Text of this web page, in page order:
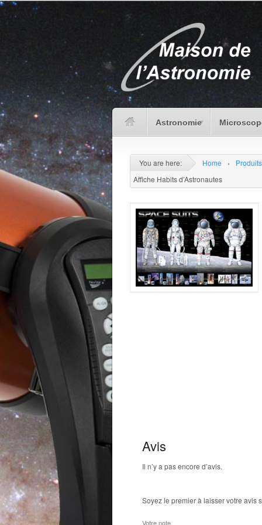
Astronomie
You are here: Home › Produits
Affiche Habits d’Astronautes
Avis
Il n’y a pas encore d’avis.
Soyez le premier à laisser votre avis
Votre note